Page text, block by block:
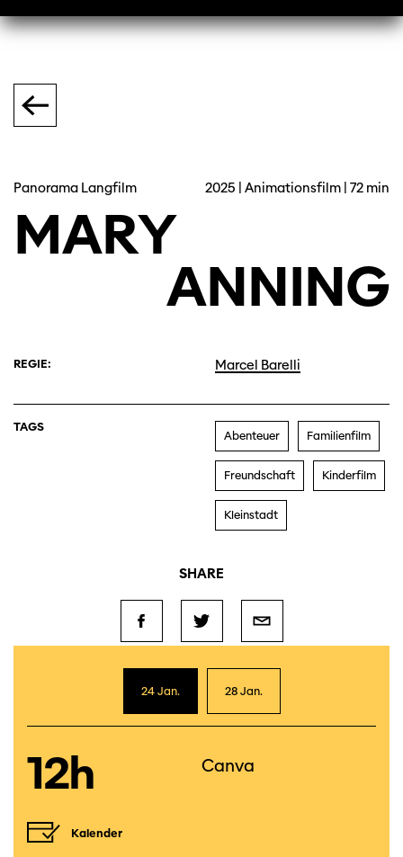
Panorama Langfilm 2025 | Animationsfilm | 72 min
MARY
ANNING
REGIE: Marcel Barelli
TAGS
Abenteuer Familienfilm
Freundschaft Kinderfilm
Kleinstadt
SHARE
24 Jan. 28 Jan.
12h Canva
Kalender